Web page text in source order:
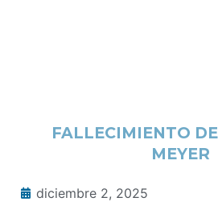
FALLECIMIENTO
MEYER
diciembre 2, 2025